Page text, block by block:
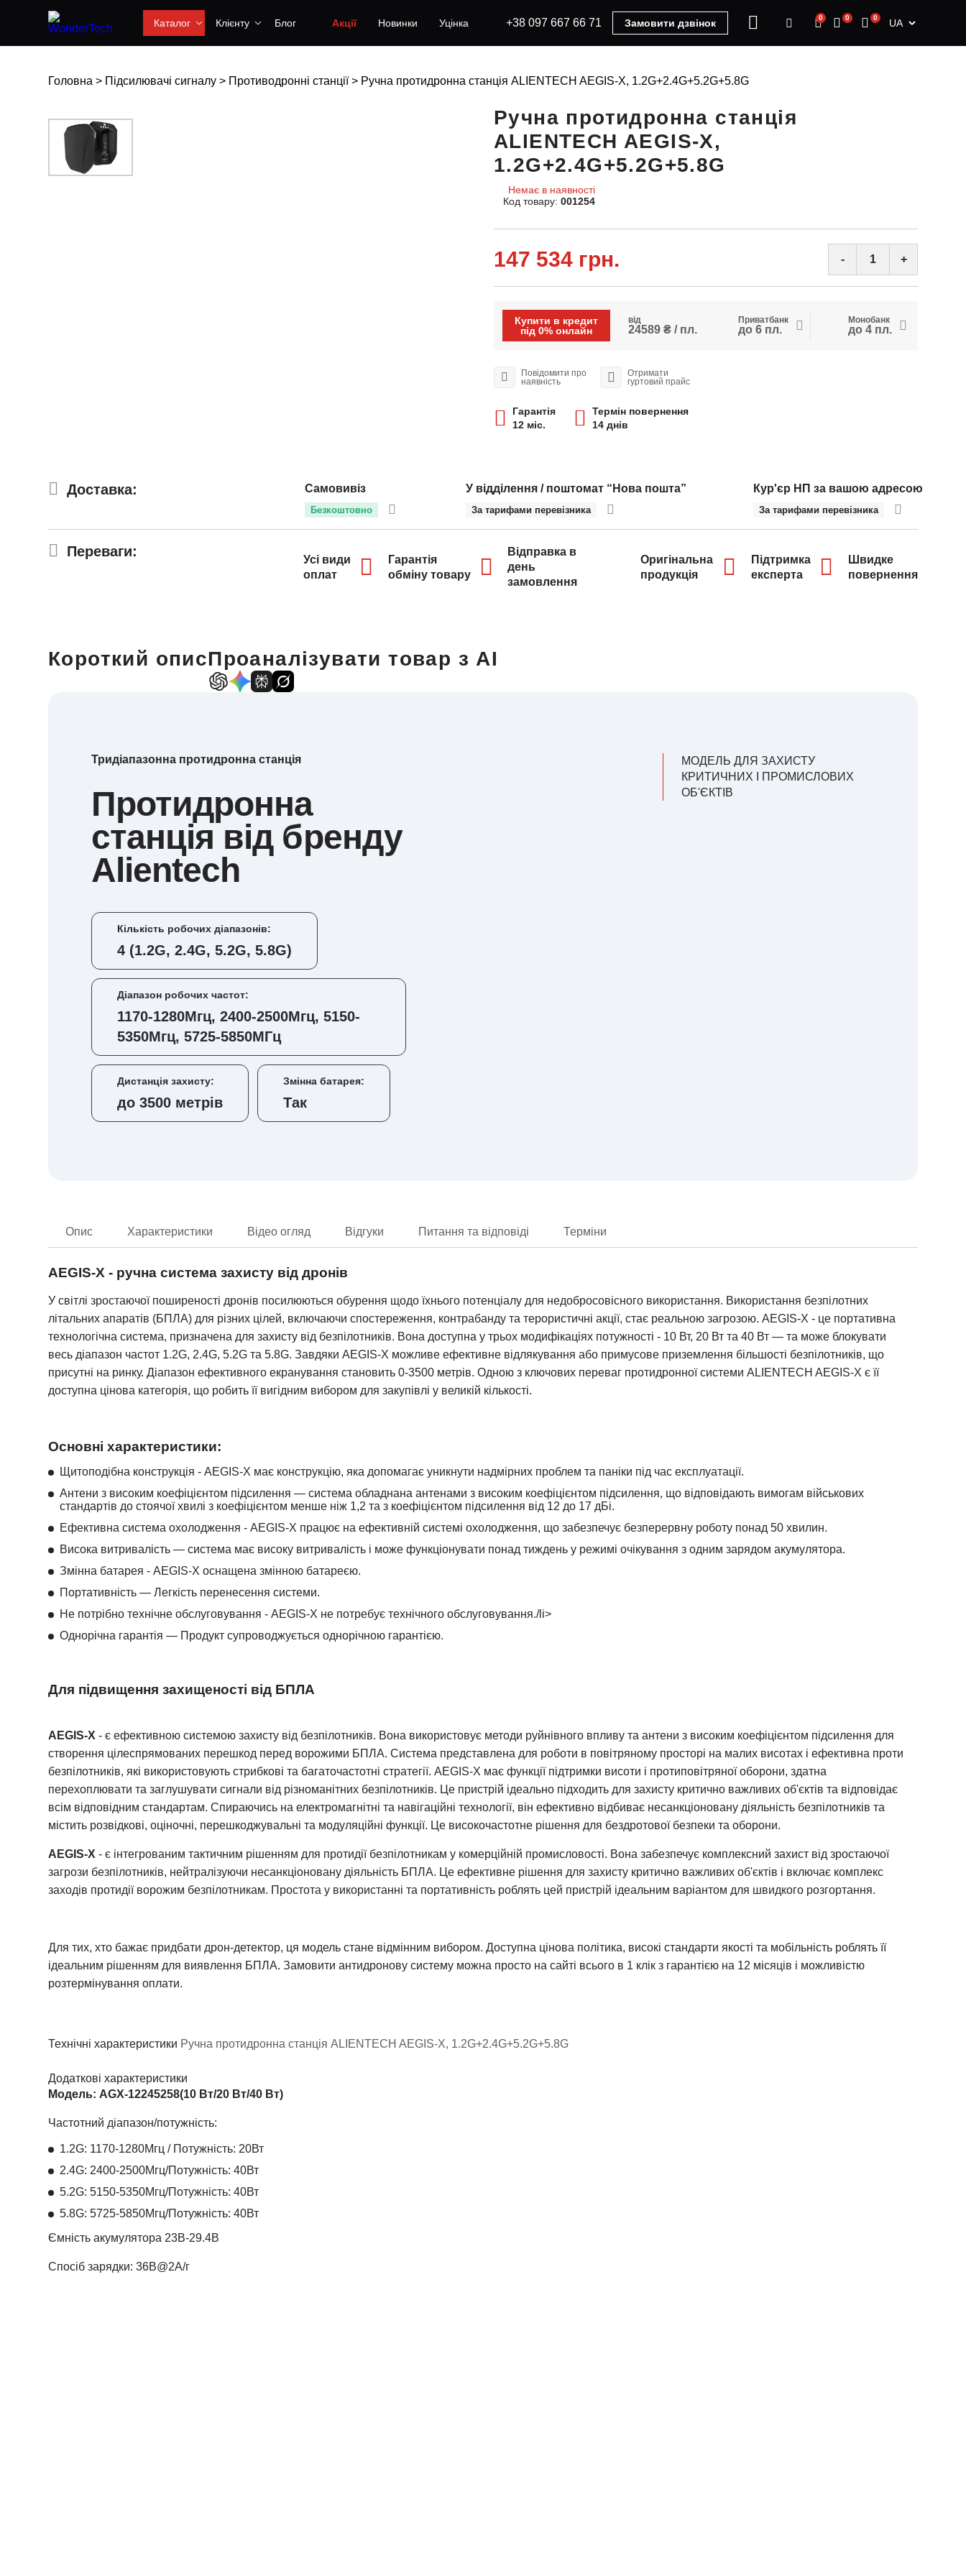
Каталог Клієнту Блог Акції Новинки Уцінка +38 097 667 66 71 Замовити дзвінок 0 0 0 UA
Головна > Підсилювачі сигналу > Противодронні станції > Ручна протидронна станція ALIENTECH AEGIS-X, 1.2G+2.4G+5.2G+5.8G
Ручна протидронна станція
ALIENTECH AEGIS-X,
1.2G+2.4G+5.2G+5.8G
Немає в наявності
Код товару: 001254
147 534 грн. - +
Купити в кредит
під 0% онлайн
від
24589 ₴ / пл.
Приватбанк
до 6 пл.
Монобанк
до 4 пл.
Повідомити про
наявність
Отримати
гуртовий прайс
Гарантія
12 міс.
Термін повернення
14 днів
Доставка: Самовивіз
Безкоштовно
У відділення / поштомат “Нова пошта”
За тарифами перевізника
Кур'єр НП за вашою адресою
За тарифами перевізника
Переваги:
Усі види
оплат
Гарантія
обміну товару
Відправка в
день
замовлення
Оригінальна
продукція
Підтримка
експерта
Швидке
повернення
Короткий описПроаналізувати товар з AI
Тридіапазонна протидронна станція
Протидронна
станція від бренду
Alientech
МОДЕЛЬ ДЛЯ ЗАХИСТУ
КРИТИЧНИХ І ПРОМИСЛОВИХ
ОБ'ЄКТІВ
Кількість робочих діапазонів:
4 (1.2G, 2.4G, 5.2G, 5.8G)
Діапазон робочих частот:
1170-1280Мгц, 2400-2500Мгц, 5150-
5350Мгц, 5725-5850МГц
Дистанція захисту:
до 3500 метрів
Змінна батарея:
Так
Опис Характеристики Відео огляд Відгуки Питання та відповіді Терміни
AEGIS-X - ручна система захисту від дронів
У світлі зростаючої поширеності дронів посилюються обурення щодо їхнього потенціалу для недобросовісного використання. Використання безпілотних
літальних апаратів (БПЛА) для різних цілей, включаючи спостереження, контрабанду та терористичні акції, стає реальною загрозою. AEGIS-X - це портативна
технологічна система, призначена для захисту від безпілотників. Вона доступна у трьох модифікаціях потужності - 10 Вт, 20 Вт та 40 Вт — та може блокувати
весь діапазон частот 1.2G, 2.4G, 5.2G та 5.8G. Завдяки AEGIS-X можливе ефективне відлякування або примусове приземлення більшості безпілотників, що
присутні на ринку. Діапазон ефективного екранування становить 0-3500 метрів. Одною з ключових переваг протидронної системи ALIENTECH AEGIS-X є її
доступна цінова категорія, що робить її вигідним вибором для закупівлі у великій кількості.
Основні характеристики:
Щитоподібна конструкція - AEGIS-X має конструкцію, яка допомагає уникнути надмірних проблем та паніки під час експлуатації.
Антени з високим коефіцієнтом підсилення — система обладнана антенами з високим коефіцієнтом підсилення, що відповідають вимогам військових
стандартів до стоячої хвилі з коефіцієнтом менше ніж 1,2 та з коефіцієнтом підсилення від 12 до 17 дБі.
Ефективна система охолодження - AEGIS-X працює на ефективній системі охолодження, що забезпечує безперервну роботу понад 50 хвилин.
Висока витривалість — система має високу витривалість і може функціонувати понад тиждень у режимі очікування з одним зарядом акумулятора.
Змінна батарея - AEGIS-X оснащена змінною батареєю.
Портативність — Легкість перенесення системи.
Не потрібно технічне обслуговування - AEGIS-X не потребує технічного обслуговування./li>
Однорічна гарантія — Продукт супроводжується однорічною гарантією.
Для підвищення захищеності від БПЛА
AEGIS-X - є ефективною системою захисту від безпілотників. Вона використовує методи руйнівного впливу та антени з високим коефіцієнтом підсилення для
створення цілеспрямованих перешкод перед ворожими БПЛА. Система представлена для роботи в повітряному просторі на малих висотах і ефективна проти
безпілотників, які використовують стрибкові та багаточастотні стратегії. AEGIS-X має функції підтримки висоти і протиповітряної оборони, здатна
перехоплювати та заглушувати сигнали від різноманітних безпілотників. Це пристрій ідеально підходить для захисту критично важливих об'єктів та відповідає
всім відповідним стандартам. Спираючись на електромагнітні та навігаційні технології, він ефективно відбиває несанкціоновану діяльність безпілотників та
містить розвідкові, оціночні, перешкоджувальні та модуляційні функції. Це високочастотне рішення для бездротової безпеки та оборони.
AEGIS-X - є інтегрованим тактичним рішенням для протидії безпілотникам у комерційній промисловості. Вона забезпечує комплексний захист від зростаючої
загрози безпілотників, нейтралізуючи несанкціоновану діяльність БПЛА. Це ефективне рішення для захисту критично важливих об'єктів і включає комплекс
заходів протидії ворожим безпілотникам. Простота у використанні та портативність роблять цей пристрій ідеальним варіантом для швидкого розгортання.
Для тих, хто бажає придбати дрон-детектор, ця модель стане відмінним вибором. Доступна цінова політика, високі стандарти якості та мобільність роблять її
ідеальним рішенням для виявлення БПЛА. Замовити антидронову систему можна просто на сайті всього в 1 клік з гарантією на 12 місяців і можливістю
розтермінування оплати.
Технічні характеристики Ручна протидронна станція ALIENTECH AEGIS-X, 1.2G+2.4G+5.2G+5.8G
Додаткові характеристики
Модель: AGX-12245258(10 Вт/20 Вт/40 Вт)
Частотний діапазон/потужність:
1.2G: 1170-1280Мгц / Потужність: 20Вт
2.4G: 2400-2500Мгц/Потужність: 40Вт
5.2G: 5150-5350Мгц/Потужність: 40Вт
5.8G: 5725-5850Мгц/Потужність: 40Вт
Ємність акумулятора 23В-29.4В
Спосіб зарядки: 36В@2A/г